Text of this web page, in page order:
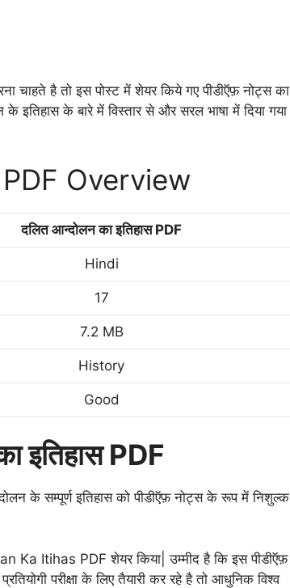
चाहते है तो इस पोस्ट में शेयर किये गए पीडीऍफ़ नोट्स का
के बारे में विस्तार से और सरल भाषा में दिया गया
Overview
दलित आन्दोलन का इतिहास PDF
Hindi
17
7.2 MB
History
Good
इतिहास PDF
के सम्पूर्ण इतिहास को पीडीऍफ़ नोट्स के रूप में निशुल्क
Itihas PDF शेयर किया| उम्मीद है कि इस पीडीऍफ़
परीक्षा के लिए तैयारी कर रहे है तो आधुनिक विश्व